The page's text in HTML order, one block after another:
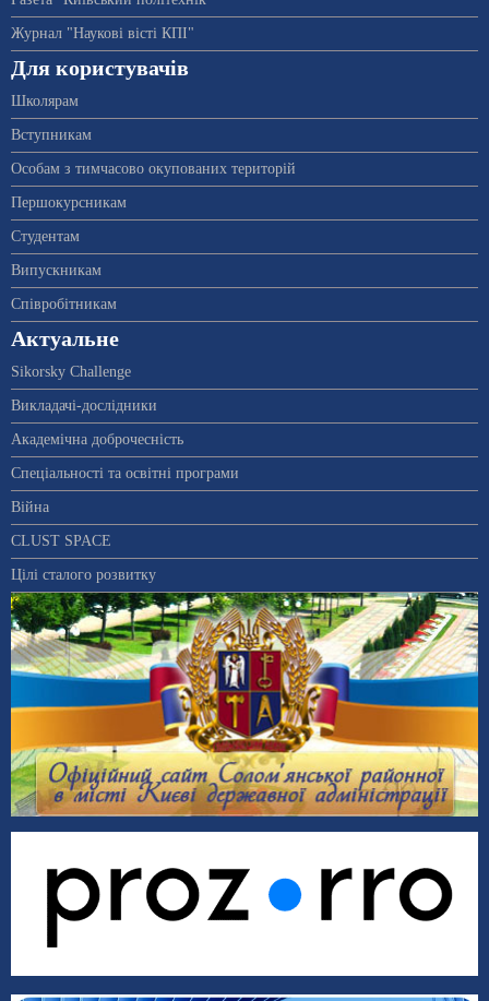
Журнал "Наукові вісті КПІ"
Для користувачів
Школярам
Вступникам
Особам з тимчасово окупованих територій
Першокурсникам
Студентам
Випускникам
Співробітникам
Актуальне
Sikorsky Challenge
Викладачі-дослідники
Академічна доброчесність
Спеціальності та освітні програми
Війна
CLUST SPACE
Цілі сталого розвитку